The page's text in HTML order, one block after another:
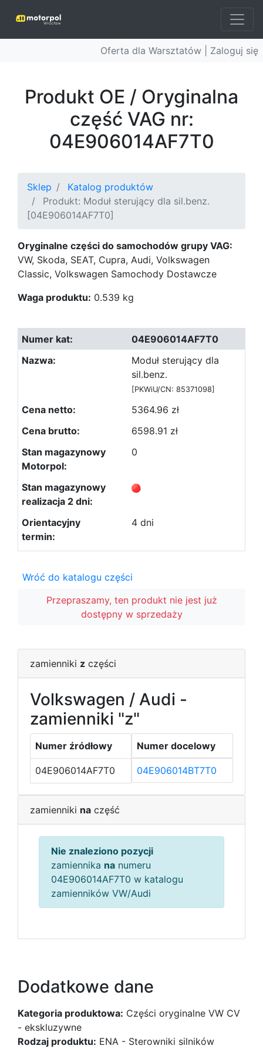
Oferta dla Warsztatów | Zaloguj się
Produkt OE / Oryginalna
część VAG nr:
04E906014AF7T0
Sklep
Katalog produktów
Produkt: Moduł sterujący dla sil.benz.
[04E906014AF7T0]
Oryginalne części do samochodów grupy VAG:
VW, Skoda, SEAT, Cupra, Audi, Volkswagen
Classic, Volkswagen Samochody Dostawcze
Waga produktu: 0.539 kg
04E906014AF7T0
Moduł sterujący dla
sil.benz.
[PKWiU/CN: 85371098]
5364.96 zł
6598.91 zł
0
4 dni
Wróć do katalogu części
Przepraszamy, ten produkt nie jest już
dostępny w sprzedaży
zamienniki z części
Volkswagen / Audi -
zamienniki "z"
Numer źródłowy Numer docelowy
04E906014AF7T0 04E906014BT7T0
zamienniki na część
Nie znaleziono pozycji
zamiennika na numeru
04E906014AF7T0 w katalogu
zamienników VW/Audi
Dodatkowe dane
Kategoria produktowa: Części oryginalne VW CV
- ekskluzywne
Rodzaj produktu: ENA - Sterowniki silników